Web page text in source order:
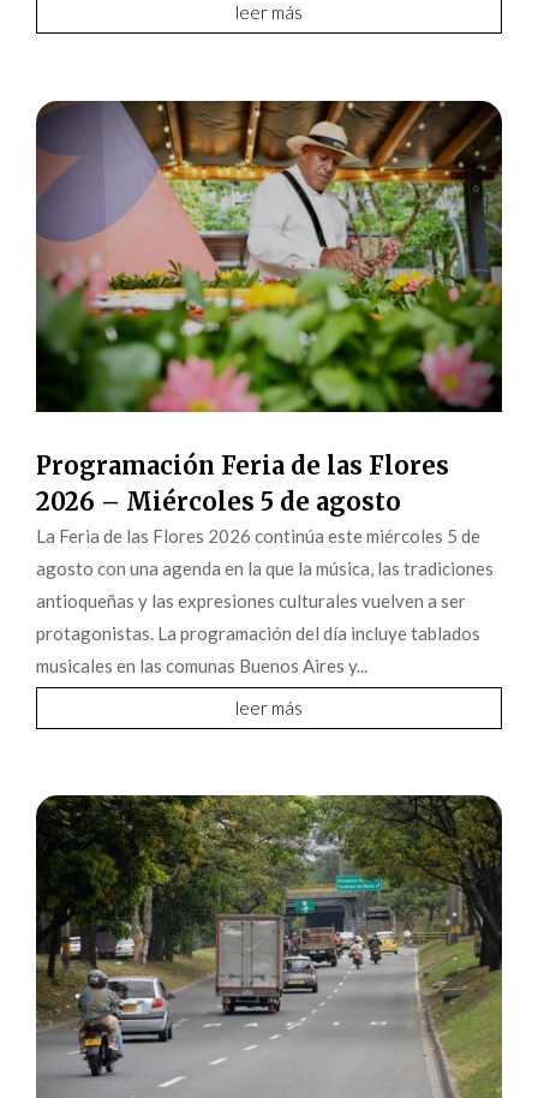
leer más
Programación Feria de las Flores
2026 – Miércoles 5 de agosto
La Feria de las Flores 2026 continúa este miércoles 5 de
agosto con una agenda en la que la música, las tradiciones
antioqueñas y las expresiones culturales vuelven a ser
protagonistas. La programación del día incluye tablados
musicales en las comunas Buenos Aires y...
leer más